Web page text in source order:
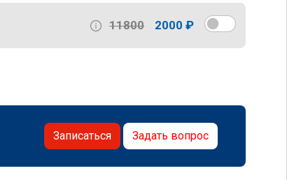
11800 2000 ₽
Записаться Задать вопрос